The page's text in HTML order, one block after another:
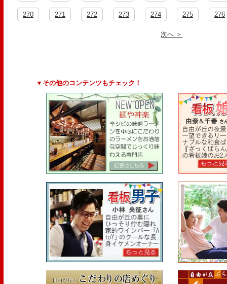
270 271 272 273 274 275 276
次へ ＞
▼その他のコンテンツもチェック！